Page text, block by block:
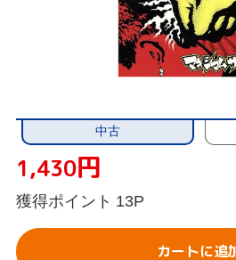
中古
1,430円
獲得ポイント 13P
カートに追